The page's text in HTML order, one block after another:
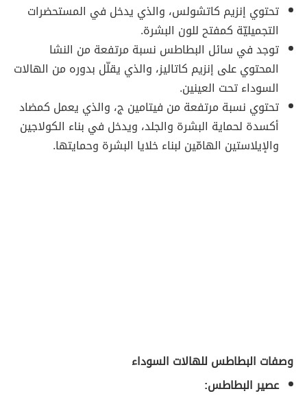
تحتوي إنزيم كاتشولس، والذي يدخل في المستحضرات
التجميليّة كمفتح للون البشرة.
توجد في سائل البطاطس نسبة مرتفعة من النشا
المحتوي على إنزيم كاتاليز، والذي يقلّل بدوره من الهالات
السوداء تحت العينين.
تحتوي نسبة مرتفعة من فيتامين ج، والذي يعمل كمضاد
أكسدة لحماية البشرة والجلد، ويدخل في بناء الكولاجين
والإيلاستين الهامّين لبناء خلايا البشرة وحمايتها.
وصفات البطاطس للهالات السوداء
عصير البطاطس: